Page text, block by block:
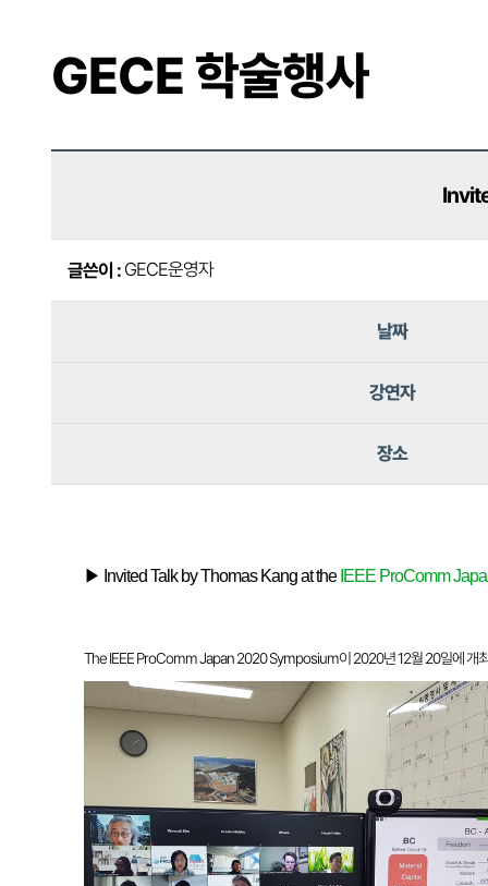
GECE 학술행사
글쓴이 : GECE운영자
날짜
강연자
장소
▶ Invited Talk by Thomas Kang at the IEEE ProComm
The IEEE ProComm Japan 2020 Symposium이 2020년 12월 20일에 개